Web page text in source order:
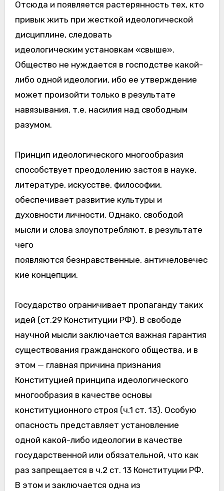
Отсюда и появляется растерянность тех, кто
привык жить при жесткой идеологической
дисциплине, следовать
идеологическим установкам «свыше».
Общество не нуждается в господстве какой-
либо одной идеологии, ибо ее утверждение
может произойти только в результате
навязывания, т.е. насилия над свободным
разумом.
Принцип идеологического многообразия
способствует преодолению застоя в науке,
литературе, искусстве, философии,
обеспечивает развитие культуры и
духовности личности. Однако, свободой
мысли и слова злоупотребляют, в результате
чего
появляются безнравственные, античеловечес
кие концепции.
Государство ограничивает пропаганду таких
идей (ст.29 Конституции РФ). В свободе
научной мысли заключается важная гарантия
существования гражданского общества, и в
этом — главная причина признания
Конституцией принципа идеологического
многообразия в качестве основы
конституционного строя (ч.1 ст. 13). Особую
опасность представляет установление
одной какой-либо идеологии в качестве
государственной или обязательной, что как
раз запрещается в ч.2 ст. 13 Конституции РФ.
В этом и заключается одна из